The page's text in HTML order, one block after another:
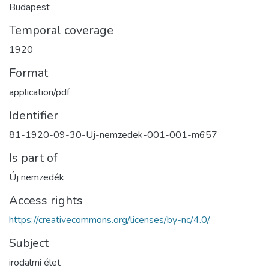
Budapest
Temporal coverage
1920
Format
application/pdf
Identifier
81-1920-09-30-Uj-nemzedek-001-001-m657
Is part of
Új nemzedék
Access rights
https://creativecommons.org/licenses/by-nc/4.0/
Subject
irodalmi élet